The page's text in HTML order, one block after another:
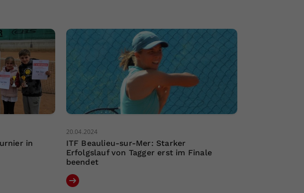
in
20.04.2024
ITF Beaulieu-sur-Mer: Starker
Erfolgslauf von Tagger erst im Finale
beendet